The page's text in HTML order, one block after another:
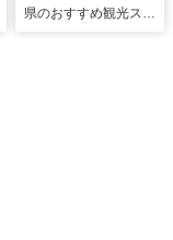
県のおすすめ観光スポ